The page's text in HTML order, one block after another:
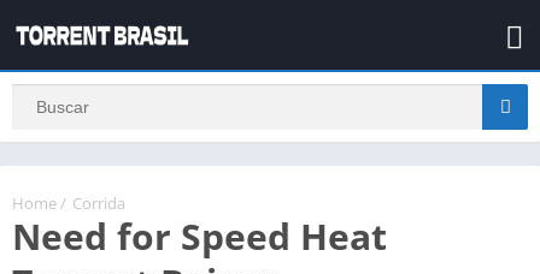
Home / Corrida
Need for Speed Heat